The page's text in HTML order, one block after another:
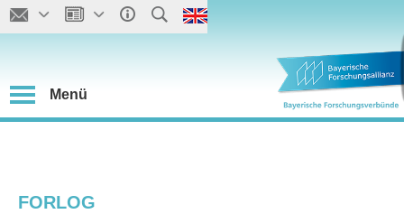
Menü
FORLOG